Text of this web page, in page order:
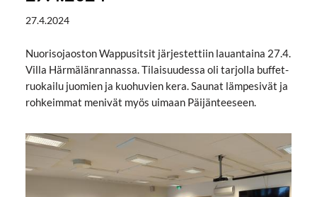
27.4.2024
Nuorisojaoston Wappusitsit järjestettiin lauantaina 27.4.
Villa Härmälänrannassa. Tilaisuudessa oli tarjolla buffet-
ruokailu juomien ja kuohuvien kera. Saunat lämpesivät ja
rohkeimmat menivät myös uimaan Päijänteeseen.